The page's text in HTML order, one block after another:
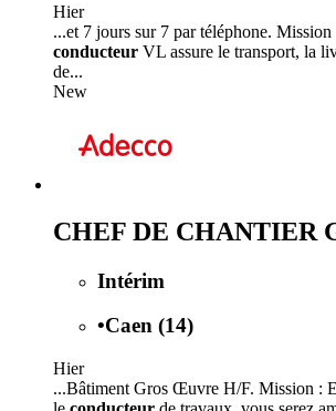
Hier
...et 7 jours sur 7 par téléphone.
conducteur VL assure le transport, la
de...
New
CHEF DE CHANTIER
Intérim
•Caen (14)
Hier
...Bâtiment Gros Œuvre H/F. Mission :